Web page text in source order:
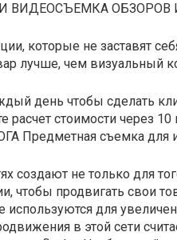
ВИДЕОСЪЕМКА ОБЗОРОВ
которые не заставят
лучше, чем визуальный
день чтобы сделать
расчет стоимости через
Предметная съемка для
создают не только для
чтобы продвигать свои
используются для
в этой сети